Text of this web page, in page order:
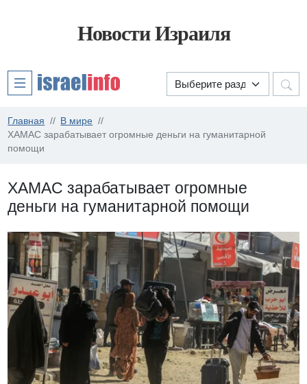
Новости Израиля
Главная
В мире
ХАМАС зарабатывает огромные деньги на гуманитарной
помощи
ХАМАС зарабатывает огромные
деньги на гуманитарной помощи